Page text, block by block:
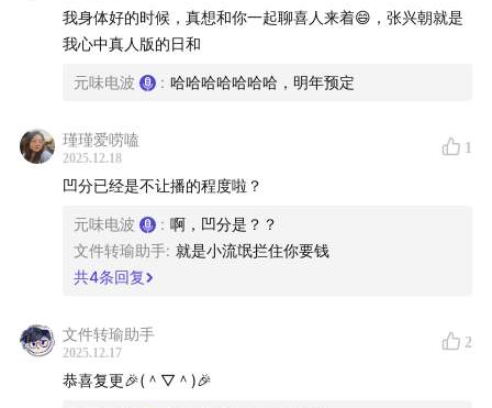
派了吧？
感恩大家都喜爱的酷滕，特地奉献两段十级抗抑郁视频，
《羊来咯》是神作吗？土豆是不是一直在明着骂节目组？
无论是不是，三人一致怒吼“中国不能没有土豆！”
逗逗是个努力的演员，朱美吉确实很可爱，但她们出色
“希望节目歇两年，别把喜人逼成春晚小品流水线！”
本期看点⏰：
我身体好的时候，真想和你一起聊喜人来着😄，张兴朝就是
我心中真人版的日和
元味电波 : 哈哈哈哈哈哈哈，明年预定
瑾瑾爱唠嗑
2025.12.18
1
凹分已经是不让播的程度啦？
元味电波 : 啊，凹分是？？
文件转瑜助手: 就是小流氓拦住你要钱
共4条回复
文件转瑜助手
2025.12.17
2
恭喜复更🎉(＾▽＾)🎉